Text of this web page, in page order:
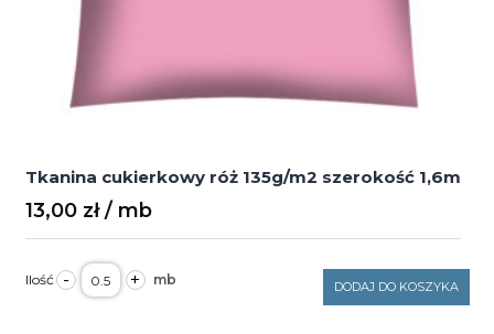
Tkanina cukierkowy róż 135g/m2 szerokość 1,6m
13,00 zł
- ilość
Tkanina
cukierkowy
+ DODAJ DO KOSZYKA